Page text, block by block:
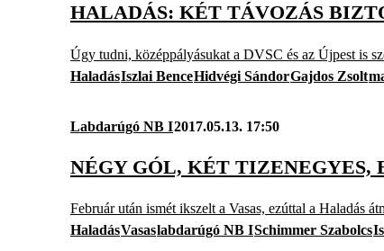
HALADÁS: KÉT TÁVOZÁS
Úgy tudni, középpályásukat a DVSC és az Újpest is
HaladásIszlai BenceHidvégi SándorGajdos Zsolt
Labdarúgó NB I2017.05.13. 17:50
NÉGY GÓL, KÉT TIZENEGYES,
Február után ismét ikszelt a Vasas, ezúttal a Haladás
HaladásVasaslabdarúgó NB ISchimmer Szabolcs